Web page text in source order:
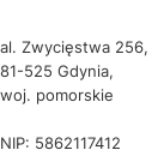
al. Zwycięstwa 256,
81-525 Gdynia,
woj. pomorskie
NIP: 5862117412